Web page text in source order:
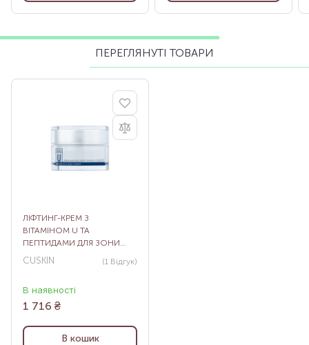
ПЕРЕГЛЯНУТІ ТОВАРИ
ЛІФТИНГ-КРЕМ З
ВІТАМІНОМ U ТА
ПЕПТИДАМИ ДЛЯ ЗОНИ
НАВКОЛО ОЧЕЙ CU:
VITAMIN U EYE CREAM, 16 Г
CUSKIN (1 Відгук)
В наявності
1 716 ₴
В кошик